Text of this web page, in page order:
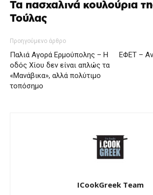
Τα πασχαλινά κουλούρια
Τούλας
Προηγούμενο άρθρο
Παλιά Αγορά Ερμούπολης – Η
οδός Χίου δεν είναι απλώς τα
«Μανάβικα», αλλά πολύτιμο
τοπόσημο
ΕΦΕΤ –
ICookGreek Team